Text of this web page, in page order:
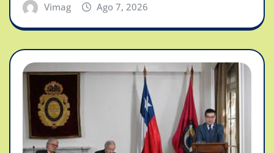
Vimag Ago 7, 2026